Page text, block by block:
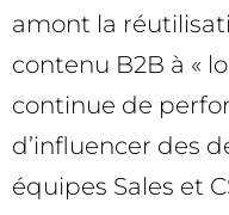
amont la
contenu B2B à «
continue de
d’influencer des
équipes Sales et